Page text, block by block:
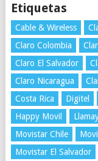
Etiquetas
Cable & Wireless
Claro Colombia
Claro El Salvador
Claro Nicaragua
Costa Rica
Digitel
Happy Movil
Movistar Chile
Movistar El Salvador